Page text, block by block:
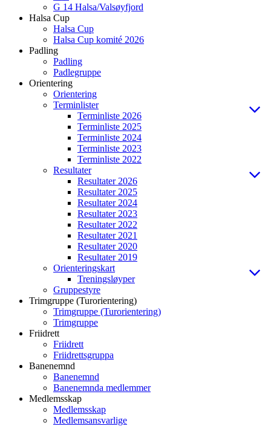
G 14 Halsa/Valsøyfjord
Halsa Cup
Halsa Cup
Halsa Cup komité 2026
Padling
Padling
Padlegruppe
Orientering
Orientering
Terminlister
Terminliste 2026
Terminliste 2025
Terminliste 2024
Terminliste 2023
Terminliste 2022
Resultater
Resultater 2026
Resultater 2025
Resultater 2024
Resultater 2023
Resultater 2022
Resultater 2021
Resultater 2020
Resultater 2019
Orienteringskart
Treningsløyper
Gruppestyre
Trimgruppe (Turorientering)
Trimgruppe (Turorientering)
Trimgruppe
Friidrett
Friidrett
Friidrettsgruppa
Banenemnd
Banenemnd
Banenemnda medlemmer
Medlemsskap
Medlemsskap
Medlemsansvarlige